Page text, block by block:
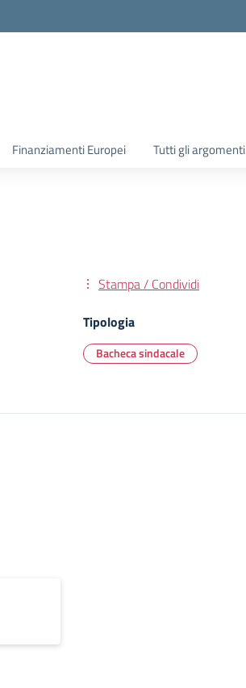
Finanziamenti Europei Tutti gli argomenti
Stampa / Condividi
Tipologia
Bacheca sindacale